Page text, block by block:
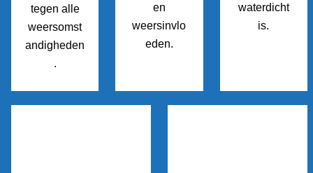
tegen alle
weersomst
andigheden
.
en
weersinvlo
eden.
waterdicht
is.